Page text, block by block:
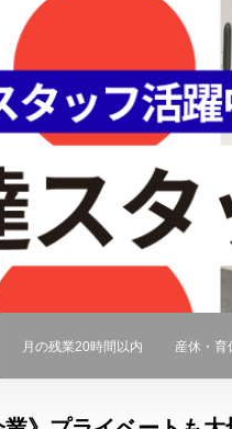
月の残業20時間以内 産休・育